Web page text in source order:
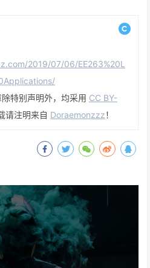
2019/07/06/EE263%20L
特别声明外，均采用 CC BY-
请注明来自 Doraemonzzz！